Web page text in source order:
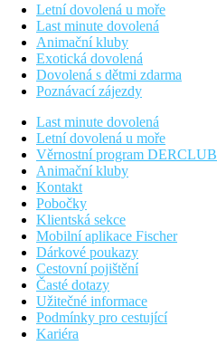
Letní dovolená u moře
Last minute dovolená
Animační kluby
Exotická dovolená
Dovolená s dětmi zdarma
Poznávací zájezdy
Last minute dovolená
Letní dovolená u moře
Věrnostní program DERCLUB
Animační kluby
Kontakt
Pobočky
Klientská sekce
Mobilní aplikace Fischer
Dárkové poukazy
Cestovní pojištění
Časté dotazy
Užitečné informace
Podmínky pro cestující
Kariéra